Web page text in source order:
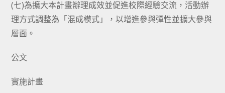
(七)為擴大本計畫辦理成效並促進校際經驗交流，活動辦
理方式調整為「混成模式」，以增進參與彈性並擴大參與
層面。
公文
實施計畫